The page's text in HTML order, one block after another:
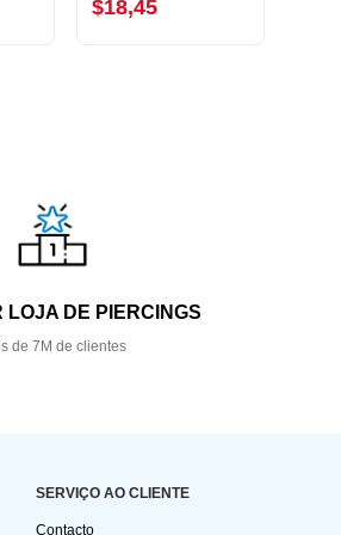
$18,45
LOJA DE PIERCINGS
de 7M de clientes
SERVIÇO AO CLIENTE
Contacto